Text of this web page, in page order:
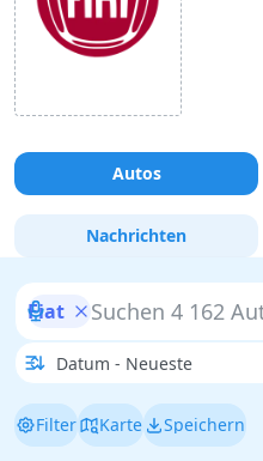
Autos
Nachrichten
Fiat
Filter Karte Speichern